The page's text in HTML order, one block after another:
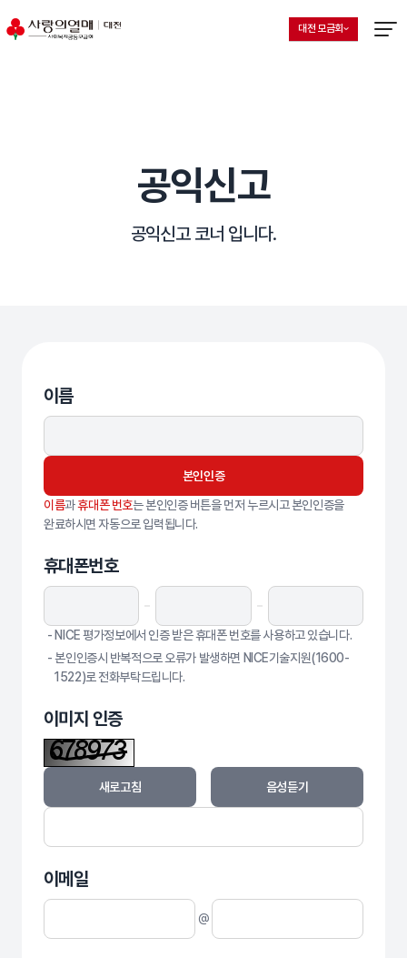
지회 선택 목록 열기
현재 선택된 지회
대전 모금회
공익신고
공익신고 코너 입니다.
이름
본인인증
이름과휴대폰 번호는 본인인증 버튼을 먼저 누르시고 본인인증을
완료하시면 자동으로 입력됩니다.
휴대폰번호
- NICE 평가정보에서 인증 받은 휴대폰 번호를 사용하고 있습니다.
- 본인인증시 반복적으로 오류가 발생하면 NICE기술지원(1600-
1522)로 전화부탁드립니다.
이미지 인증
새로고침 음성듣기
이미지 인증 문자
이메일
이메일 아이디 이메일 주소